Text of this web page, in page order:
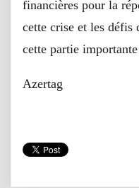
financières pour la
cette crise et les défis
cette partie
Azertag